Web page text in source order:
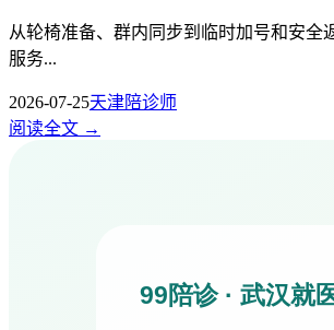
从轮椅准备、群内同步到临时加号和安全
服务...
2026-07-25天津陪诊师
阅读全文 →